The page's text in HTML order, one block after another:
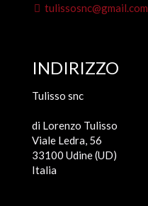
tulissosnc@gmail.com
INDIRIZZO
Tulisso snc
di Lorenzo Tulisso
Viale Ledra, 56
33100 Udine (UD)
Italia